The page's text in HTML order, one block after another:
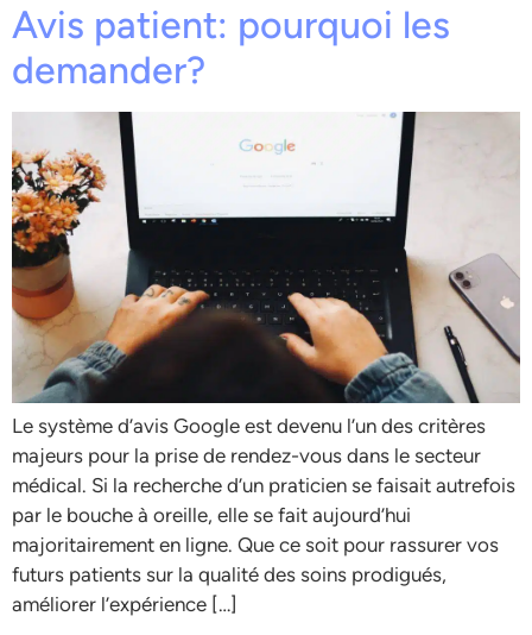
Avis patient: pourquoi les
demander?
Le système d’avis Google est devenu l’un des critères
majeurs pour la prise de rendez-vous dans le secteur
médical. Si la recherche d’un praticien se faisait autrefois
par le bouche à oreille, elle se fait aujourd’hui
majoritairement en ligne. Que ce soit pour rassurer vos
futurs patients sur la qualité des soins prodigués,
améliorer l’expérience […]